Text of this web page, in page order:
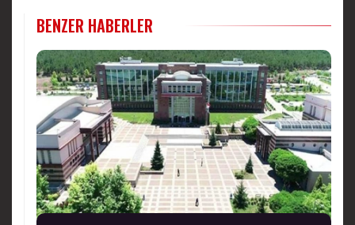
BENZER HABERLER